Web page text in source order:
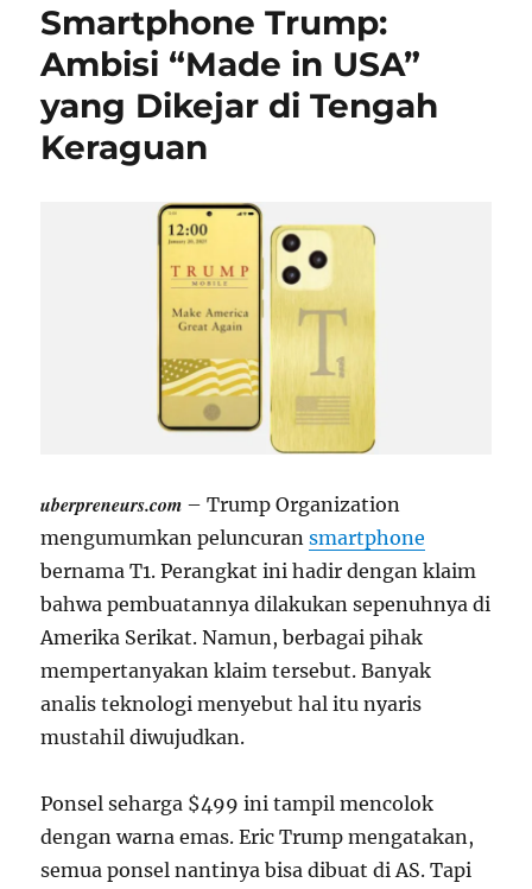
Smartphone Trump:
Ambisi “Made in USA”
yang Dikejar di Tengah
Keraguan
uberpreneurs.com – Trump Organization
mengumumkan peluncuransmartphone
bernama T1. Perangkat ini hadir dengan klaim
bahwa pembuatannya dilakukan sepenuhnya di
Amerika Serikat. Namun, berbagai pihak
mempertanyakan klaim tersebut. Banyak
analis teknologi menyebut hal itu nyaris
mustahil diwujudkan.
Ponsel seharga $499 ini tampil mencolok
dengan warna emas. Eric Trump mengatakan,
semua ponsel nantinya bisa dibuat di AS. Tapi